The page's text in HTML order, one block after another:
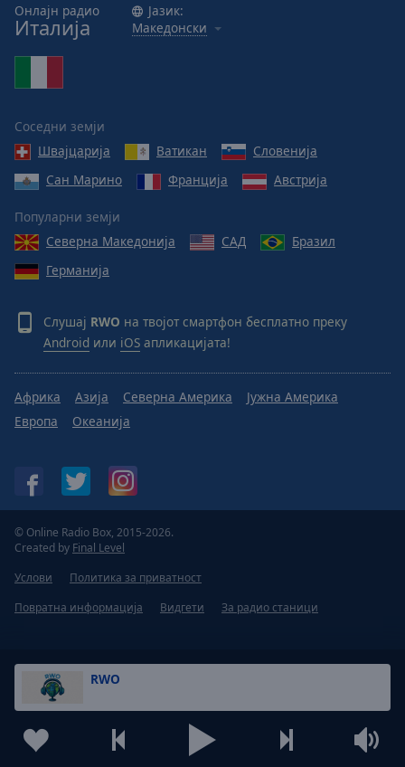
RWO
Онлајн радио
Италија
Јазик:
Македонски
Соседни земји
Швајцарија
Ватикан
Словенија
Сан Марино
Франција Австрија
Популарни земји
Северна Македонија
САД
Бразил
Германија
Слушај RWO на твојот смартфон бесплатно преку
Android или iOS апликацијата!
Африка Азија Северна Америка
Јужна Америка
Европа
Океанија
© Online Radio Box, 2015-2026.
Created by Final Level
Услови
Политика за приватност
Повратна информација
Видгети За радио станици